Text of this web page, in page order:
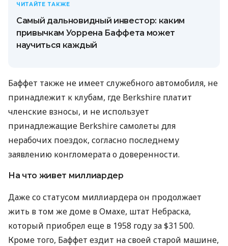
ЧИТАЙТЕ ТАКЖЕ
Самый дальновидный инвестор: каким
привычкам Уоррена Баффета может
научиться каждый
Баффет также не имеет служебного автомобиля, не
принадлежит к клубам, где Berkshire платит
членские взносы, и не использует
принадлежащие Berkshire самолеты для
нерабочих поездок, согласно последнему
заявлению конгломерата о доверенности.
На что живет миллиардер
Даже со статусом миллиардера он продолжает
жить в том же доме в Омахе, штат Небраска,
который приобрел еще в 1958 году за $31 500.
Кроме того, Баффет ездит на своей старой машине,